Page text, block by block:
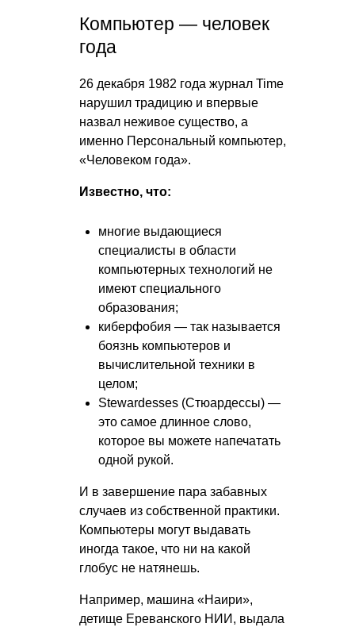
Компьютер — человек
года
26 декабря 1982 года журнал Time
нарушил традицию и впервые
назвал неживое существо, а
именно Персональный компьютер,
«Человеком года».
Известно, что:
многие выдающиеся
специалисты в области
компьютерных технологий не
имеют специального
образования;
киберфобия — так называется
боязнь компьютеров и
вычислительной техники в
целом;
Stewardesses (Стюардессы) —
это самое длинное слово,
которое вы можете напечатать
одной рукой.
И в завершение пара забавных
случаев из собственной практики.
Компьютеры могут выдавать
иногда такое, что ни на какой
глобус не натянешь.
Например, машина «Наири»,
детище Ереванского НИИ, выдала